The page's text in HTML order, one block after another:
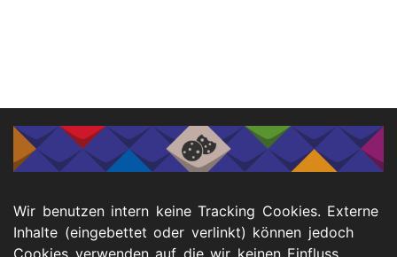
Wir benutzen intern keine Tracking Cookies. Externe
Inhalte (eingebettet oder verlinkt) können jedoch
Cookies verwenden auf die wir keinen Einfluss